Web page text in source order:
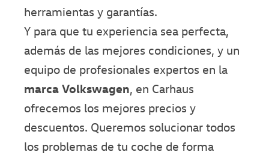
herramientas y garantías.
Y para que tu experiencia sea perfecta,
además de las mejores condiciones, y un
equipo de profesionales expertos en la
marca Volkswagen, en Carhaus
ofrecemos los mejores precios y
descuentos. Queremos solucionar todos
los problemas de tu coche de forma